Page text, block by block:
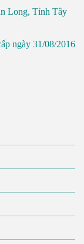
Long, Tỉnh Tây
ngày 31/08/2016